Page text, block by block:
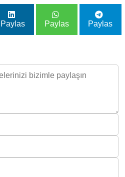
Paylas Paylas Paylas